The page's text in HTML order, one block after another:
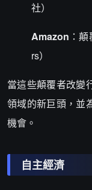
社）
Amazon ：
rs）
當這些顛覆者改變
領域的新巨頭，並
機會。
自主經濟